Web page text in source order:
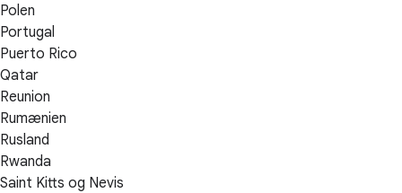
Polen
Portugal
Puerto Rico
Qatar
Reunion
Rumænien
Rusland
Rwanda
Saint Kitts og Nevis